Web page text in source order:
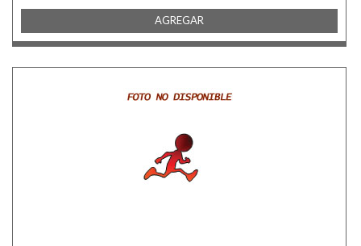
AGREGAR